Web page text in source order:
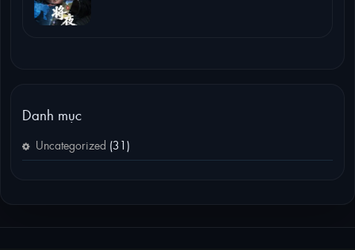
Danh mục
Uncategorized (31)